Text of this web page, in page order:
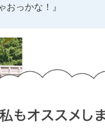
っかな！』